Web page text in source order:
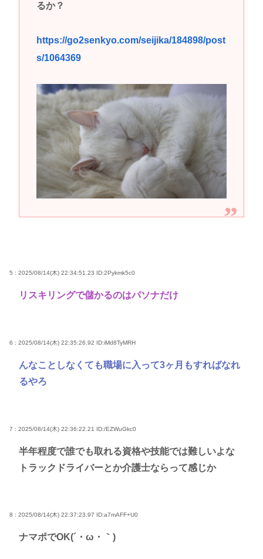
るか？
https://go2senkyo.com/seijika/184898/post
s/1064369
5 : 2025/08/14(木) 22:34:51.23 ID:2Pykmk5c0
リスキリングで儲かるのはパソナだけ
6 : 2025/08/14(木) 22:35:26.92 ID:iMd8TyMRH
んなことしなくても職場に入って3ヶ月もすればなれ
るやろ
7 : 2025/08/14(木) 22:36:22.21 ID:/EZWuGkc0
半年程度で誰でも取れる資格や技能では難しいよな
トラックドライバーとか介護士ならって感じか
8 : 2025/08/14(木) 22:37:23.97 ID:a7mAFF+U0
ナマポでOK(´・ω・｀)